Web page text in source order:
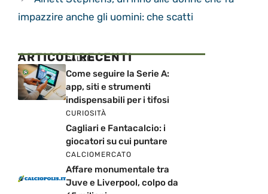
impazzire anche gli uomini: che scatti
ARTICOLI RECENTI
CALCIO
Come seguire la Serie A:
app, siti e strumenti
indispensabili per i tifosi
CURIOSITÀ
Cagliari e Fantacalcio: i
giocatori su cui puntare
CALCIOMERCATO
Affare monumentale tra
Juve e Liverpool, colpo da